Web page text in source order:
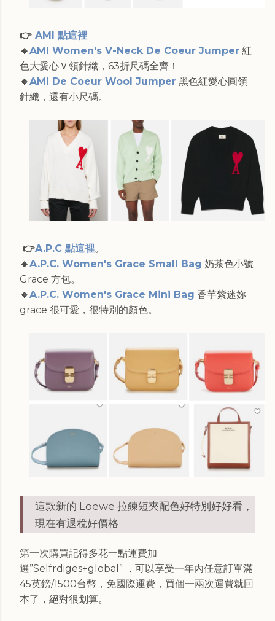
👉 AMI 點這裡
🔸AMI Women's V-Neck De Coeur Jumper 紅
色大愛心Ｖ領針織，63折尺碼全齊！
🔸AMI De Coeur Wool Jumper 黑色紅愛心圓領
針織，還有小尺碼。
👉A.P.C 點這裡。
🔸A.P.C. Women's Grace Small Bag 奶茶色小號
Grace 方包。
🔸A.P.C. Women's Grace Mini Bag 香芋紫迷妳
grace 很可愛，很特別的顏色。
這款新的 Loewe 拉鍊短夾配色好特別好好看，
現在有退稅好價格
第一次購買記得多花一點運費加
選”Selfrdiges+global” ，可以享受一年內任意訂單滿
45英鎊/1500台幣，免國際運費，買個一兩次運費就回
本了，絕對很划算。